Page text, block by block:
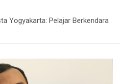
Yogyakarta: Pelajar Berkendara